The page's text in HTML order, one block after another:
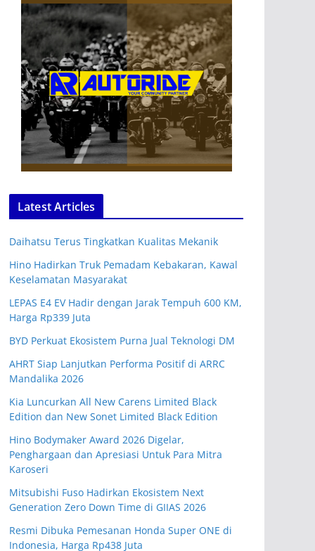
Latest Articles
Daihatsu Terus Tingkatkan Kualitas Mekanik
Hino Hadirkan Truk Pemadam Kebakaran, Kawal
Keselamatan Masyarakat
LEPAS E4 EV Hadir dengan Jarak Tempuh 600 KM,
Harga Rp339 Juta
BYD Perkuat Ekosistem Purna Jual Teknologi DM
AHRT Siap Lanjutkan Performa Positif di ARRC
Mandalika 2026
Kia Luncurkan All New Carens Limited Black
Edition dan New Sonet Limited Black Edition
Hino Bodymaker Award 2026 Digelar,
Penghargaan dan Apresiasi Untuk Para Mitra
Karoseri
Mitsubishi Fuso Hadirkan Ekosistem Next
Generation Zero Down Time di GIIAS 2026
Resmi Dibuka Pemesanan Honda Super ONE di
Indonesia, Harga Rp438 Juta